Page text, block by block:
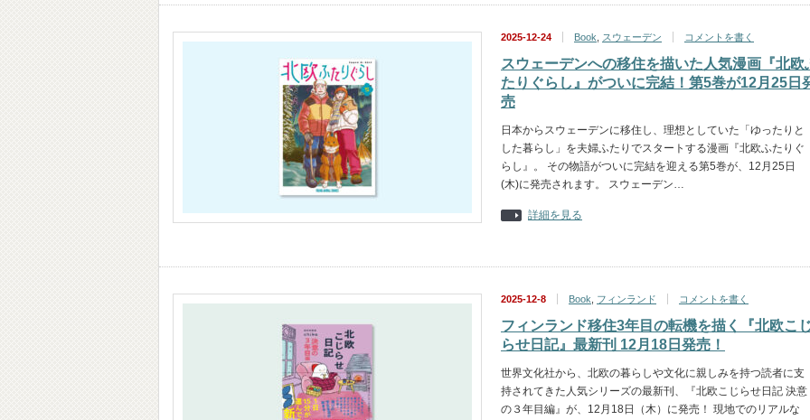
2025-12-24 Book スウェーデン コメントを書く
スウェーデンへの移住を描いた人気漫画『北欧
たりぐらし』がついに完結！第5巻が12月25日
売
日本からスウェーデンに移住し、理想としていた「ゆったりと
した暮らし」を夫婦ふたりでスタートする漫画『北欧ふたりぐ
らし』。 その物語がついに完結を迎える第5巻が、12月25日
(木)に発売されます。 スウェーデン…
詳細を見る
2025-12-8 Book フィンランド コメントを書く
フィンランド移住3年目の転機を描く『北欧こ
らせ日記』最新刊 12月18日発売！
世界文化社から、北欧の暮らしや文化に親しみを持つ読者に支
持されてきた人気シリーズの最新刊、『北欧こじらせ日記 決意
の３年目編』が、12月18日（木）に発売！ 現地でのリアルな